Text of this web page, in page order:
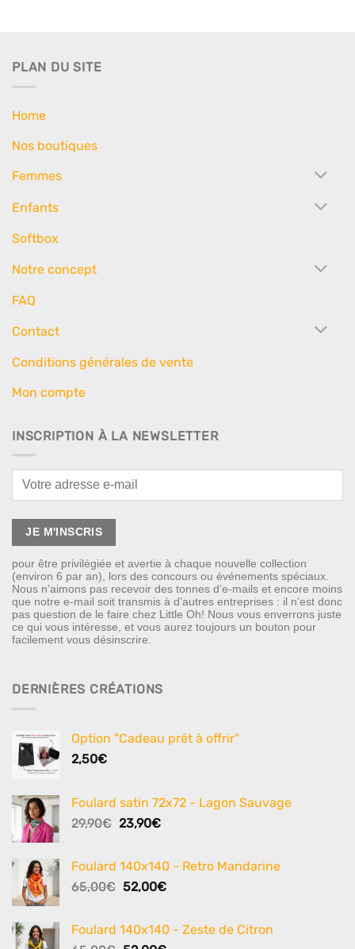
PLAN DU SITE
Home
Nos boutiques
Femmes
Enfants
Softbox
Notre concept
FAQ
Contact
Conditions générales de vente
Mon compte
INSCRIPTION À LA NEWSLETTER
pour être privilégiée et avertie à chaque nouvelle collection
(environ 6 par an), lors des concours ou événements spéciaux.
Nous n’aimons pas recevoir des tonnes d’e-mails et encore moins
que notre e-mail soit transmis à d’autres entreprises : il n’est donc
pas question de le faire chez Little Oh! Nous vous enverrons juste
ce qui vous intéresse, et vous aurez toujours un bouton pour
facilement vous désinscrire.
DERNIÈRES CRÉATIONS
Option "Cadeau prêt à offrir"
2,50€
Foulard satin 72x72 - Lagon Sauvage
29,90€ Le
était :
29,90€.
23,90€Le
est :
23,90€.
Foulard 140x140 - Retro Mandarine
65,00€ Le
était :
52,00€Le
est :
Foulard 140x140 - Zeste de Citron